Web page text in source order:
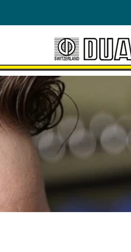
und die
bringen Sie Ihre